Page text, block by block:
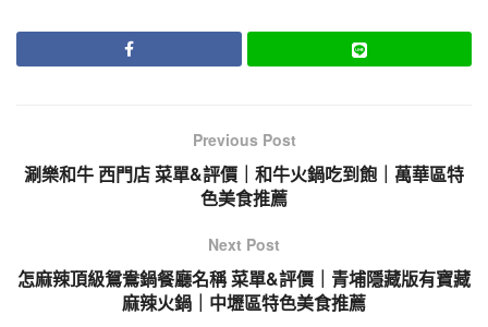
Previous Post
涮樂和牛 西門店 菜單&評價｜和牛火鍋吃到飽｜萬華區特
色美食推薦
Next Post
怎麻辣頂級鴛鴦鍋餐廳名稱 菜單&評價｜青埔隱藏版有寶藏
麻辣火鍋｜中壢區特色美食推薦